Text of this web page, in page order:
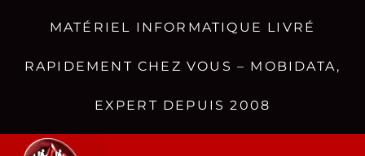
MATÉRIEL INFORMATIQUE LIVRÉ
RAPIDEMENT CHEZ VOUS – MOBIDATA,
EXPERT DEPUIS 2008